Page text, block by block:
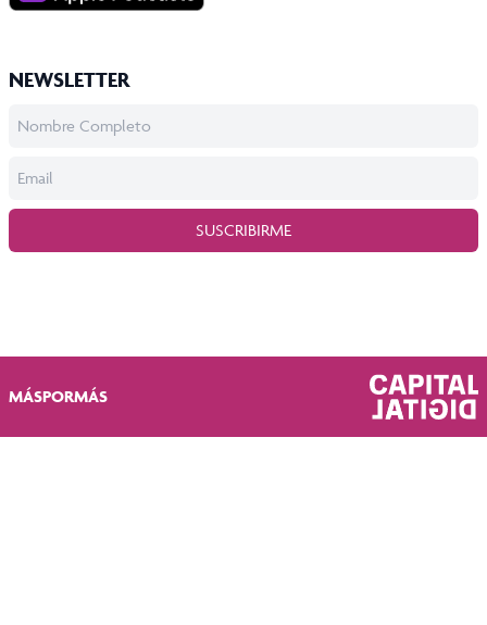
NEWSLETTER
SUSCRIBIRME
MÁSPORMÁS